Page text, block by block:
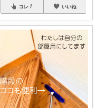
コレ いいね